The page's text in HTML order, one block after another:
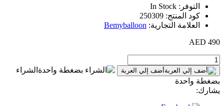
التوفر: In Stock
كود المنتج: 250309
العلامة التجارية: Bemyballoon
490 AED
أضف إلي العربة
الشراء
بضغطة واحدة
يشارك: